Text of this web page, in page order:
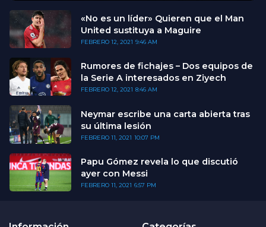
«No es un líder» Quieren que el Man
United sustituya a Maguire
FEBRERO 12, 2021 9:46 AM
Rumores de fichajes – Dos equipos de
la Serie A interesados en Ziyech
FEBRERO 12, 2021 8:46 AM
Neymar escribe una carta abierta tras
su última lesión
FEBRERO 11, 2021 10:07 PM
Papu Gómez revela lo que discutió
ayer con Messi
FEBRERO 11, 2021 6:57 PM